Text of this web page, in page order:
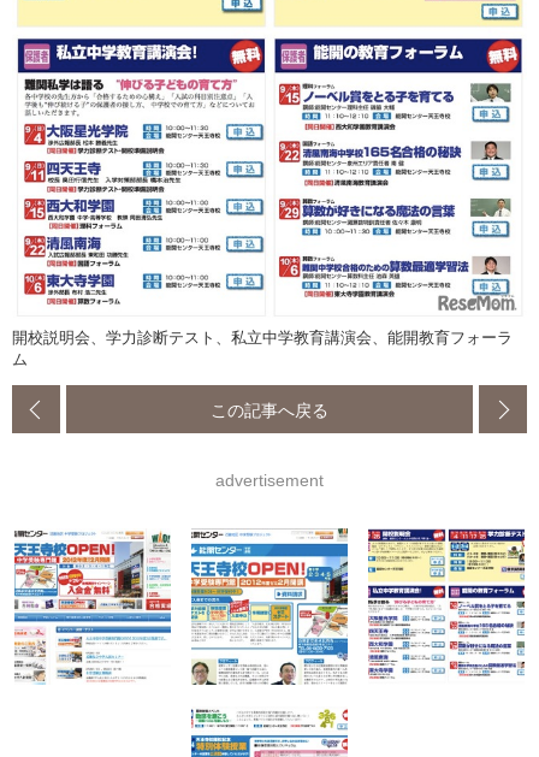
開校説明会、学力診断テスト、私立中学教育講演会、能開教育フォーラ
ム
この記事へ戻る
advertisement